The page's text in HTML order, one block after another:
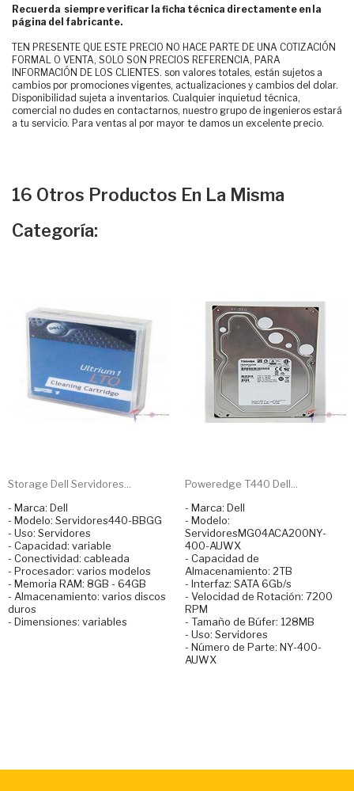
Recuerda siempre verificar la ficha técnica directamente en la
página del fabricante.
TEN PRESENTE QUE ESTE PRECIO NO HACE PARTE DE UNA COTIZACIÓN
FORMAL O VENTA, SOLO SON PRECIOS REFERENCIA, PARA
INFORMACIÓN DE LOS CLIENTES. son valores totales, están sujetos a
cambios por promociones vigentes, actualizaciones y cambios del dolar.
Disponibilidad sujeta a inventarios. Cualquier inquietud técnica,
comercial no dudes en contactarnos, nuestro grupo de ingenieros estará
a tu servicio. Para ventas al por mayor te damos un excelente precio.
16 Otros Productos En La Misma
Categoría:
Storage Dell Servidores...
- Marca: Dell
- Modelo: Servidores440-BBGG
- Uso: Servidores
- Capacidad: variable
- Conectividad: cableada
- Procesador: varios modelos
- Memoria RAM: 8GB - 64GB
- Almacenamiento: varios discos
duros
- Dimensiones: variables
Poweredge T440 Dell...
- Marca: Dell
- Modelo:
ServidoresMG04ACA200NY-
400-AUWX
- Capacidad de
Almacenamiento: 2TB
- Interfaz: SATA 6Gb/s
- Velocidad de Rotación: 7200
RPM
- Tamaño de Búfer: 128MB
- Uso: Servidores
- Número de Parte: NY-400-
AUWX